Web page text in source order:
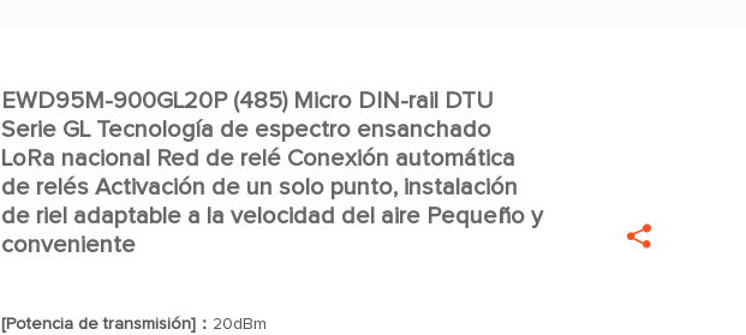

EWD95M-900GL20P (485) Micro DIN-rail DTU
Serie GL Tecnología de espectro ensanchado
LoRa nacional Red de relé Conexión automática
de relés Activación de un solo punto, instalación
de riel adaptable a la velocidad del aire Pequeño y
conveniente

[Potencia de transmisión]： 20dBm